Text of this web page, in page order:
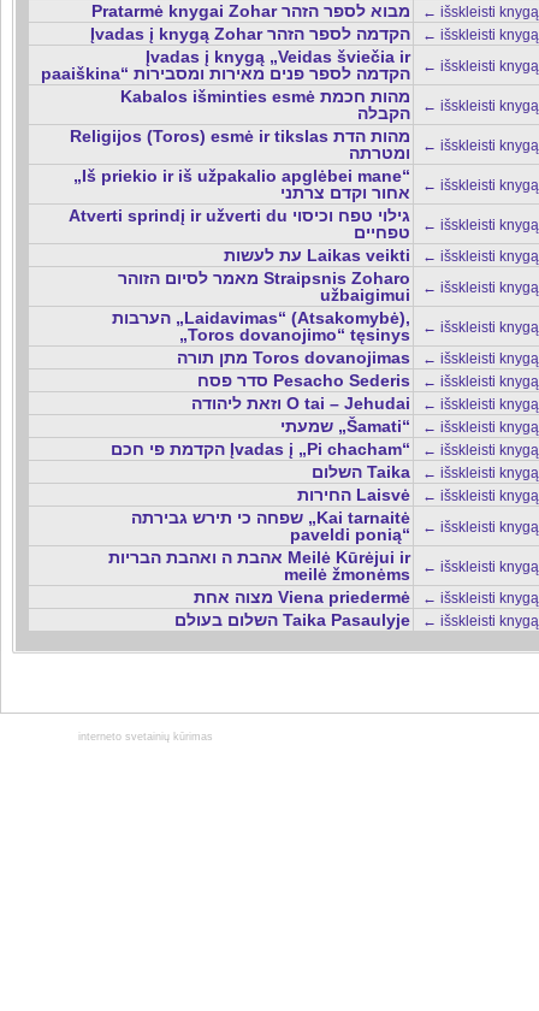
Pratarmė knygai Zohar מבוא לספר הזהר ← išskleisti knygą
Įvadas į knygą Zohar הקדמה לספר הזהר ← išskleisti knygą
Įvadas į knygą „Veidas šviečia ir
paaiškina“ הקדמה לספר פנים מאירות ומסבירות
← išskleisti knygą
Kabalos išminties esmė מהות חכמת
הקבלה
← išskleisti knygą
Religijos (Toros) esmė ir tikslas מהות הדת
ומטרתה
← išskleisti knygą
„Iš priekio ir iš užpakalio apglėbei mane“
אחור וקדם צרתני
← išskleisti knygą
Atverti sprindį ir užverti du גילוי טפח וכיסוי
טפחיים
← išskleisti knygą
עת לעשות Laikas veikti ← išskleisti knygą
מאמר לסיום הזוהר Straipsnis Zoharo
užbaigimui
← išskleisti knygą
הערבות „Laidavimas“ (Atsakomybė),
„Toros dovanojimo“ tęsinys
← išskleisti knygą
מתן תורה Toros dovanojimas ← išskleisti knygą
סדר פסח Pesacho Sederis ← išskleisti knygą
וזאת ליהודה O tai – Jehudai ← išskleisti knygą
שמעתי „Šamati“ ← išskleisti knygą
הקדמת פי חכם Įvadas į „Pi chacham“ ← išskleisti knygą
השלום Taika ← išskleisti knygą
החירות Laisvė ← išskleisti knygą
שפחה כי תירש גבירתה „Kai tarnaitė
paveldi ponią“
← išskleisti knygą
אהבת ה ואהבת הבריות Meilė Kūrėjui ir
meilė žmonėms
← išskleisti knygą
מצוה אחת Viena priedermė ← išskleisti knygą
השלום בעולם Taika Pasaulyje ← išskleisti knygą
interneto svetainių kūrimas